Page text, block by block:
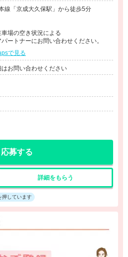
線「京成大久保駅」から徒歩5分
場の空き状況による
ートナーにお問い合わせください。
で見る
お問い合わせください
応募する
詳細をもらう
押しています